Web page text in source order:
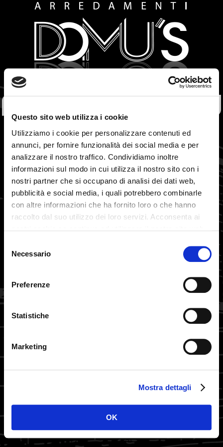
Questo sito web utilizza i cookie
Utilizziamo i cookie per personalizzare contenuti ed
annunci, per fornire funzionalità dei social media e per
analizzare il nostro traffico. Condividiamo inoltre
informazioni sul modo in cui utilizza il nostro sito con i
nostri partner che si occupano di analisi dei dati web,
pubblicità e social media, i quali potrebbero combinarle
con altre informazioni che ha fornito loro o che hanno
raccolto dal suo utilizzo dei loro servizi. Acconsenta ai
delNecessario
Preferenze
Statistiche
Marketing
Mostra dettagli
OK
SHOWROOM
OUTLET
PROMOZIONI
MARCHI